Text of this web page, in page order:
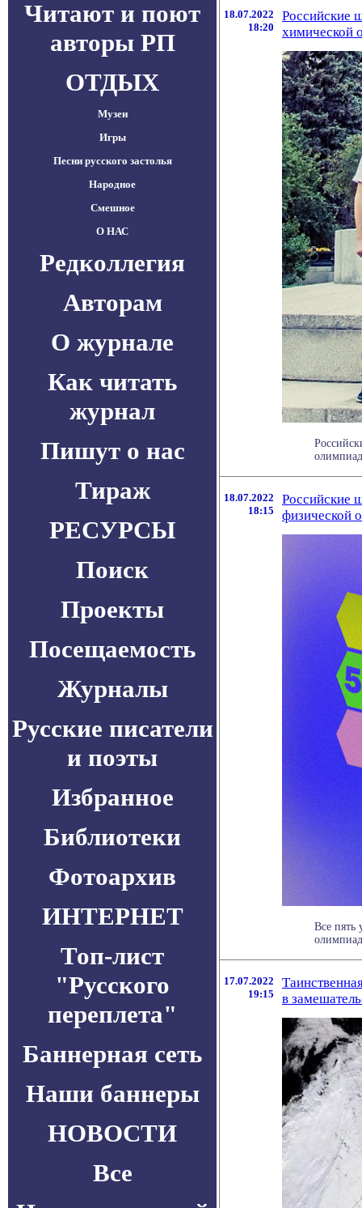
Читают и поют
авторы РП
ОТДЫХ
Музеи
Игры
Песни русского застолья
Народное
Смешное
О НАС
Редколлегия
Авторам
О журнале
Как читать
журнал
Пишут о нас
Тираж
РЕСУРСЫ
Поиск
Проекты
Посещаемость
Журналы
Русские писатели
и поэты
Избранное
Библиотеки
Фотоархив
ИНТЕРНЕТ
Топ-лист
"Русского
переплета"
Баннерная сеть
Наши баннеры
НОВОСТИ
Все
18.07.2022
18:20
Российские
химической
18.07.2022
18:15
Российские
физической
Все пять
17.07.2022
19:15
в